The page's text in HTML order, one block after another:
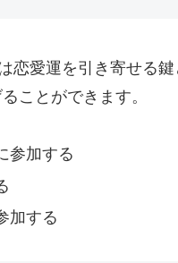
恋愛運を引き寄せる
ことができます。
参加する
加する